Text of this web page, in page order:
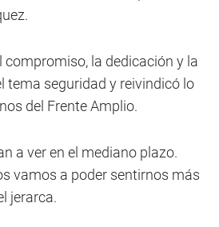
compromiso, la dedicación y la
tema seguridad y reivindicó lo
del Frente Amplio.
a ver en el mediano plazo.
vamos a poder sentirnos más
jerarca.